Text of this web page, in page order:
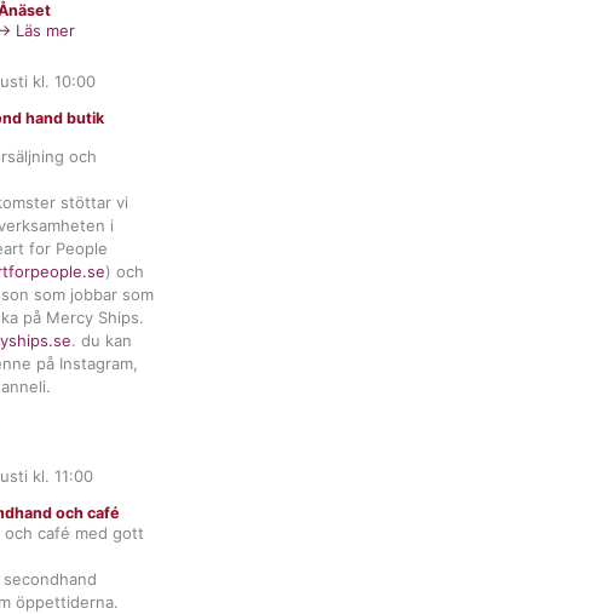
Läs mer
kl. 10:00
hand butik
och
stöttar vi
i
for People
) och
som jobbar som
på Mercy Ships.
. du kan
på Instagram,
kl. 11:00
och café
och café med gott
öppettiderna.